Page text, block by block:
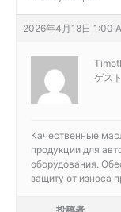
2026年4月18日 1:00
ゲスト
Качественные
продукции для
оборудования.
защиту от износа